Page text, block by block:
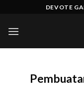
content
DEVOTE